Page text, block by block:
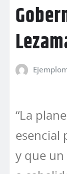
“La
esencial
y que